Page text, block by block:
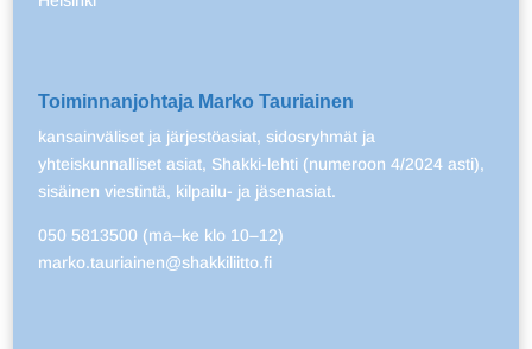
Toiminnanjohtaja Marko Tauriainen
kansainväliset ja järjestöasiat, sidosryhmät ja
yhteiskunnalliset asiat, Shakki-lehti (numeroon 4/2024 asti),
sisäinen viestintä, kilpailu- ja jäsenasiat.
050 5813500 (ma–ke klo 10–12)
marko.tauriainen@shakkiliitto.fi